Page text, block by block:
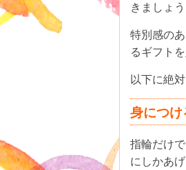
きましょう
特別感の
るギフト
以下に絶
身につけ
指輪だけ
にしかあ